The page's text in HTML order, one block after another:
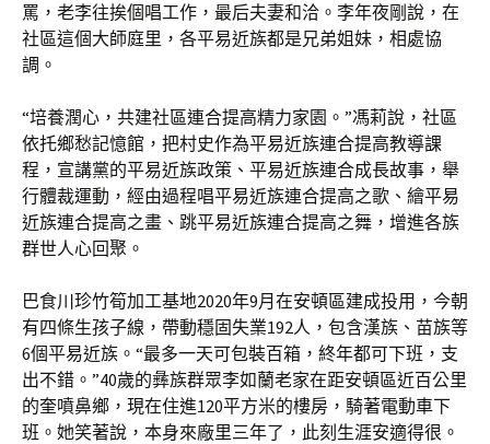
罵，老李往挨個唱工作，最后夫妻和洽。李年夜剛說，在
社區這個大師庭里，各平易近族都是兄弟姐妹，相處協
調。
“培養潤心，共建社區連合提高精力家園。”馮莉說，社區
依托鄉愁記憶館，把村史作為平易近族連合提高教導課
程，宣講黨的平易近族政策、平易近族連合成長故事，舉
行體裁運動，經由過程唱平易近族連合提高之歌、繪平易
近族連合提高之畫、跳平易近族連合提高之舞，增進各族
群世人心回聚。
巴食川珍竹筍加工基地2020年9月在安頓區建成投用，今朝
有四條生孩子線，帶動穩固失業192人，包含漢族、苗族等
6個平易近族。“最多一天可包裝百箱，終年都可下班，支
出不錯。”40歲的彝族群眾李如蘭老家在距安頓區近百公里
的奎噴鼻鄉，現在住進120平方米的樓房，騎著電動車下
班。她笑著說，本身來廠里三年了，此刻生涯安適得很。